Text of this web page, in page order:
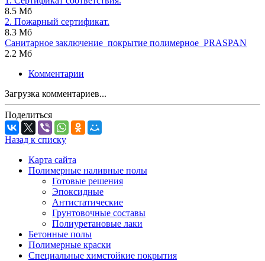
8.5 Мб
2. Пожарный сертификат.
8.3 Мб
Санитарное заключение_покрытие полимерное_PRASPAN
2.2 Мб
Комментарии
Загрузка комментариев...
Поделиться
Назад к списку
Карта сайта
Полимерные наливные полы
Готовые решения
Эпоксидные
Антистатические
Грунтовочные составы
Полиуретановые лаки
Бетонные полы
Полимерные краски
Специальные химстойкие покрытия